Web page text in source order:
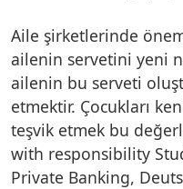
Aile şirketlerinde
ailenin servetini yeni
ailenin bu serveti
etmektir. Çocukları
teşvik etmek bu
with responsibility
Private Banking,